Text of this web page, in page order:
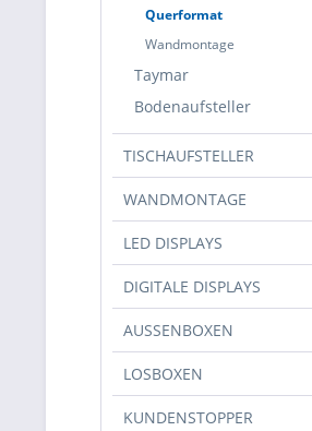
Querformat
Wandmontage
Taymar
Bodenaufsteller
TISCHAUFSTELLER
WANDMONTAGE
LED DISPLAYS
DIGITALE DISPLAYS
AUSSENBOXEN
LOSBOXEN
KUNDENSTOPPER